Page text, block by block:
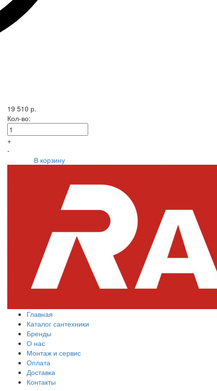
19 510 р.
Кол-во:
+
-
В корзину
Главная
Каталог сантехники
Бренды
О нас
Монтаж и сервис
Оплата
Доставка
Контакты